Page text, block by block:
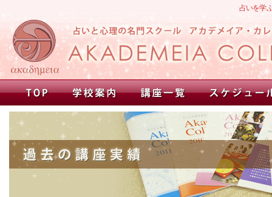
占いを学